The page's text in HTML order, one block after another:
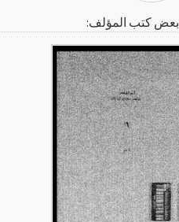
بعض كتب المؤلف: